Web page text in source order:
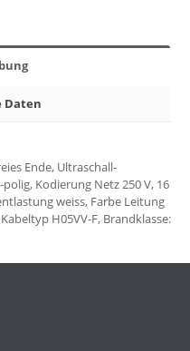
Daten
Ende, Ultraschall-
Kodierung Netz 250 V, 16
weiss, Farbe Leitung
H05VV-F, Brandklasse: